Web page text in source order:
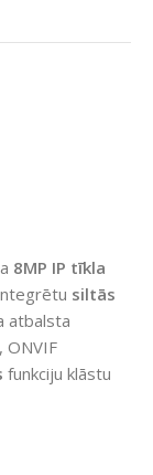
8MP IP tīkla
siltās
atbalsta
ONVIF
funkciju klāstu